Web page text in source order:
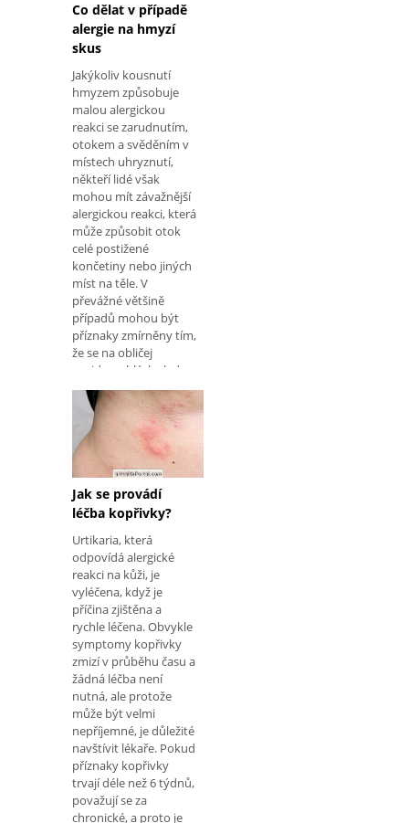
Co dělat v případě
alergie na hmyzí
skus
Jakýkoliv kousnutí
hmyzem způsobuje
malou alergickou
reakci se zarudnutím,
otokem a svěděním v
místech uhryznutí,
někteří lidé však
mohou mít závažnější
alergickou reakci, která
může způsobit otok
celé postižené
končetiny nebo jiných
míst na těle. V
převážné většině
případů mohou být
příznaky zmírněny tím,
že se na obličej
projdou oblázky ledu a
použije se
antialergická masť, ale
u některých lidí může
být alergická reakce
tak závažná, že může
být nezbytné léčit
masti na bázi
kortikosteroidů nebo
dokonce s
epinefrinem, pokud
příznaky ohrozí váš
život. Známky alergie
na hmyzí skus Lidé,
kteří jso
Jak se provádí
léčba kopřivky?
Urtikaria, která
odpovídá alergické
reakci na kůži, je
vyléčena, když je
příčina zjištěna a
rychle léčena. Obvykle
symptomy kopřivky
zmizí v průběhu času a
žádná léčba není
nutná, ale protože
může být velmi
nepříjemné, je důležité
navštívit lékaře. Pokud
příznaky kopřivky
trvají déle než 6 týdnů,
považují se za
chronické, a proto je